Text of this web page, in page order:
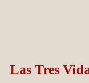
Las Tres